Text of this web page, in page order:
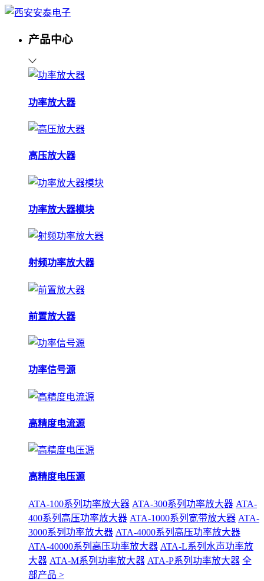
产品中心
功率放大器
高压放大器
功率放大器模块
射频功率放大器
前置放大器
功率信号源
高精度电流源
高精度电压源
ATA-100系列功率放大器 ATA-300系列功率放大器 ATA-
400系列高压功率放大器 ATA-1000系列宽带放大器 ATA-
3000系列功率放大器 ATA-4000系列高压功率放大器
ATA-40000系列高压功率放大器 ATA-L系列水声功率放
大器 ATA-M系列功率放大器 ATA-P系列功率放大器 全
部产品 >